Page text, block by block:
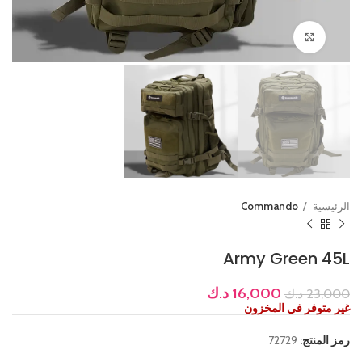
Click to enlarge
الرئيسية Commando
Army Green 45L
23,000 د.ك 16,000 د.ك
غير متوفر في المخزون
رمز المنتج: 72729